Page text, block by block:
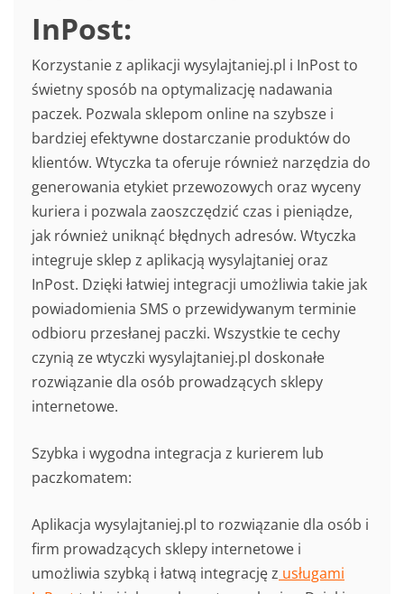
InPost:
Korzystanie z aplikacji wysylajtaniej.pl i InPost to
świetny sposób na optymalizację nadawania
paczek. Pozwala sklepom online na szybsze i
bardziej efektywne dostarczanie produktów do
klientów. Wtyczka ta oferuje również narzędzia do
generowania etykiet przewozowych oraz wyceny
kuriera i pozwala zaoszczędzić czas i pieniądze,
jak również uniknąć błędnych adresów. Wtyczka
integruje sklep z aplikacją wysylajtaniej oraz
InPost. Dzięki łatwiej integracji umożliwia takie jak
powiadomienia SMS o przewidywanym terminie
odbioru przesłanej paczki. Wszystkie te cechy
czynią ze wtyczki wysylajtaniej.pl doskonałe
rozwiązanie dla osób prowadzących sklepy
internetowe.
Szybka i wygodna integracja z kurierem lub
paczkomatem:
Aplikacja wysylajtaniej.pl to rozwiązanie dla osób i
firm prowadzących sklepy internetowe i
umożliwia szybką i łatwą integrację z usługami